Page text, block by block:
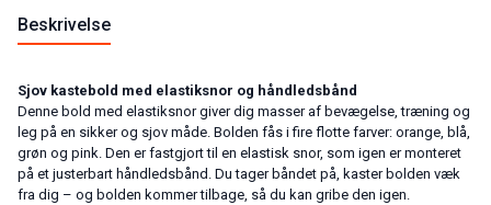
Beskrivelse
Sjov kastebold med elastiksnor og håndledsbånd
Denne bold med elastiksnor giver dig masser af bevægelse, træning og
leg på en sikker og sjov måde. Bolden fås i fire flotte farver: orange, blå,
grøn og pink. Den er fastgjort til en elastisk snor, som igen er monteret
på et justerbart håndledsbånd. Du tager båndet på, kaster bolden væk
fra dig – og bolden kommer tilbage, så du kan gribe den igen.